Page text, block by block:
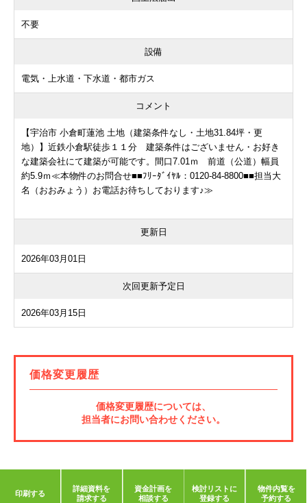
不要
設備
電気・上水道・下水道・都市ガス
コメント
【宇治市 小倉町蓮池 土地（建築条件なし・土地31.84坪・更
地）】近鉄小倉駅徒歩１１分 建築条件はございません・お好き
な建築会社にて建築が可能です。間口7.01ｍ 前道（公道）幅員
約5.9ｍ≪本物件のお問合せ■■ﾌﾘｰﾀﾞｲﾔﾙ：0120-84-8800■■担当大
名（おおみょう）お電話お待ちしております♪≫
更新日
2026年03月01日
次回更新予定日
2026年03月15日
価格変更履歴
価格変更履歴については、
担当者にお問い合わせください。
印刷する
詳細資料を
請求する
資金計画を
相談する
検討リストに
登録する
物件内覧を
予約する